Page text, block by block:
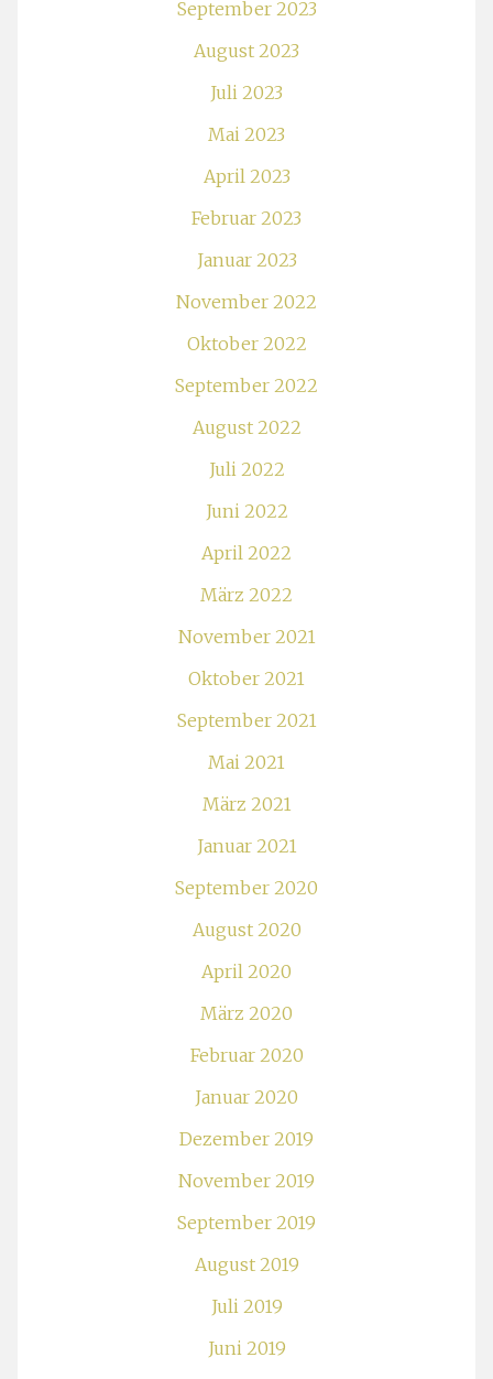
September 2023
August 2023
Juli 2023
Mai 2023
April 2023
Februar 2023
Januar 2023
November 2022
Oktober 2022
September 2022
August 2022
Juli 2022
Juni 2022
April 2022
März 2022
November 2021
Oktober 2021
September 2021
Mai 2021
März 2021
Januar 2021
September 2020
August 2020
April 2020
März 2020
Februar 2020
Januar 2020
Dezember 2019
November 2019
September 2019
August 2019
Juli 2019
Juni 2019